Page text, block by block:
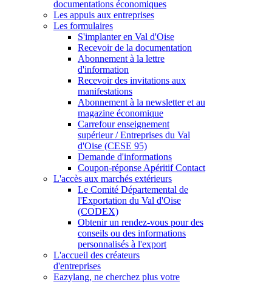
documentations économiques
Les appuis aux entreprises
Les formulaires
S'implanter en Val d'Oise
Recevoir de la documentation
Abonnement à la lettre
d'information
Recevoir des invitations aux
manifestations
Abonnement à la newsletter et au
magazine économique
Carrefour enseignement
supérieur / Entreprises du Val
d'Oise (CESE 95)
Demande d'informations
Coupon-réponse Apéritif Contact
L'accès aux marchés extérieurs
Le Comité Départemental de
l'Exportation du Val d'Oise
(CODEX)
Obtenir un rendez-vous pour des
conseils ou des informations
personnalisés à l'export
L'accueil des créateurs
d'entreprises
Eazylang, ne cherchez plus votre